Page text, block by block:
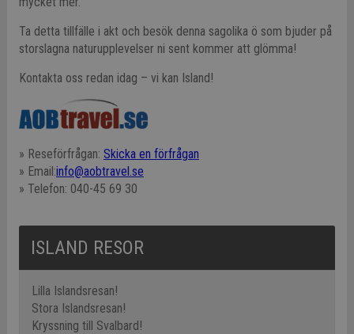
Ta detta tillfälle i akt och besök denna sagolika ö som bjuder på
storslagna naturupplevelser ni sent kommer att glömma!
Kontakta oss redan idag – vi kan Island!
» Reseförfrågan: Skicka en förfrågan
» Email:info@aobtravel.se
» Telefon: 040-45 69 30
ISLAND RESOR
Lilla Islandsresan!
Stora Islandsresan!
Kryssning till Svalbard!